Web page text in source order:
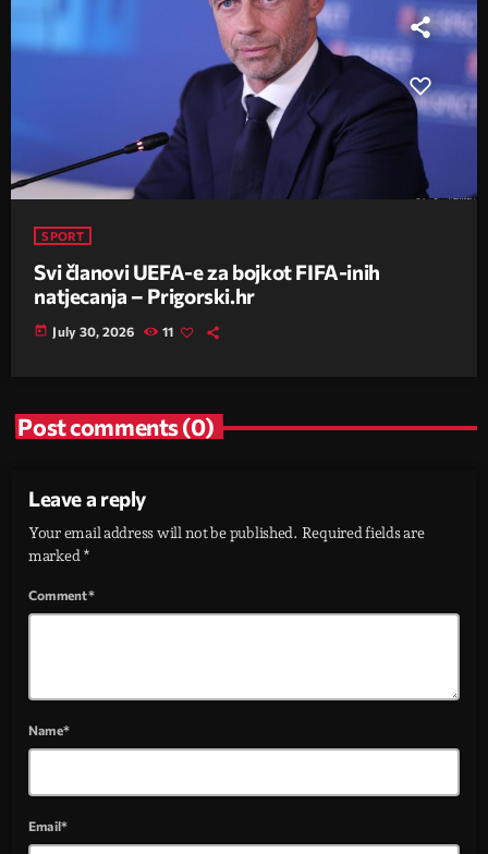
SPORT
Svi članovi UEFA-e za bojkot FIFA-inih
natjecanja – Prigorski.hr
today July 30, 2026 11
Post comments (0)
Leave a reply
Your email address will not be published. Required fields are
marked *
Comment*
Name*
Email*